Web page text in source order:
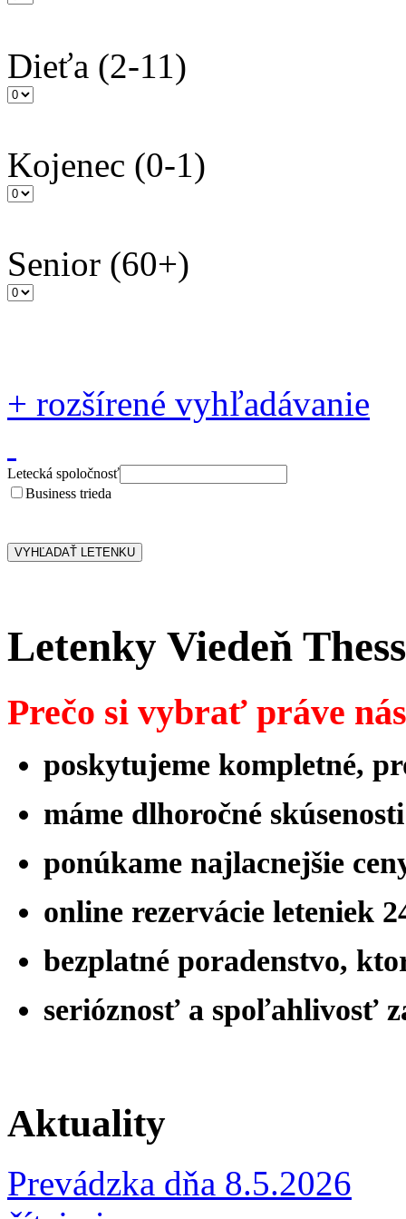
Dieťa (2-11)
Kojenec (0-1)
Senior (60+)
+ rozšírené vyhľadávanie
Letecká spoločnosť
Business trieda
Letenky Viedeň
Prečo si vybrať práve
poskytujeme kompletné,
máme dlhoročné
ponúkame najlacnejšie
online rezervácie leteniek
bezplatné poradenstvo,
serióznosť a spoľahlivosť
Aktuality
Prevádzka dňa 8.5.2026